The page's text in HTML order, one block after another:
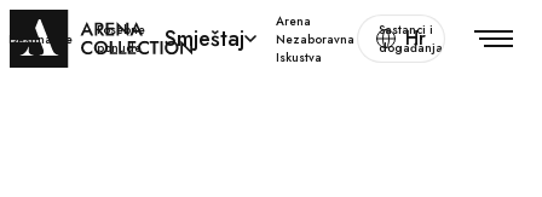
Destinacije
Posebne
ponude
Smještaj
Arena
Nezaboravna
Iskustva
Sastanci i
događanja
Hr